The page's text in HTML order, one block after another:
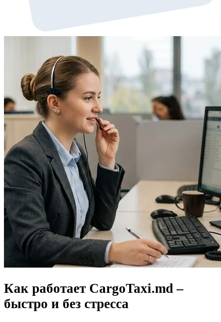
Как работает CargoTaxi.md –
быстро и без стресса